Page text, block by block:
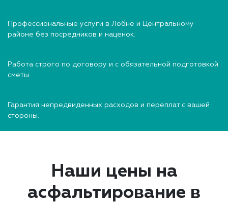
Профессиональные услуги в Лобне и Центральному
районе без посредников и наценок.
Работа строго по договору и с обязательной подготовкой
сметы.
Гарантия непредвиденных расходов и переплат с вашей
стороны.
Наши цены на
асфальтирование в